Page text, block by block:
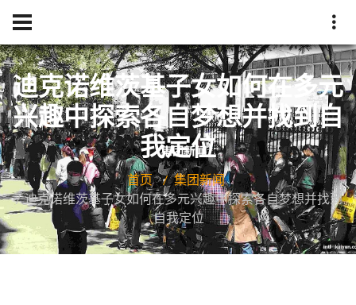
迪克诺维茨基子女如何在多元
兴趣中探索各自梦想并找到自
我定位
首页
集团新闻
迪克诺维茨基子女如何在多元兴趣中探索各自梦想并找到
自我定位